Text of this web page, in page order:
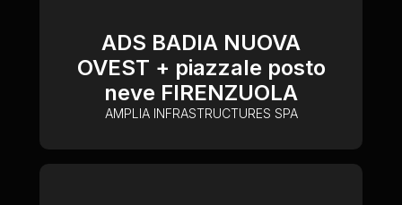
ADS BADIA NUOVA
OVEST + piazzale posto
neve FIRENZUOLA
AMPLIA INFRASTRUCTURES SPA